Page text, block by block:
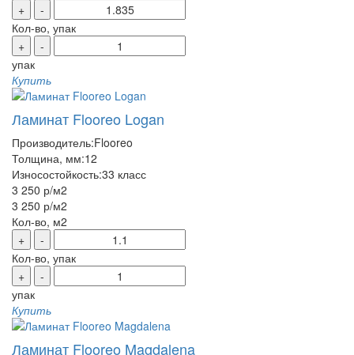
+
-
Кол-во, упак
+
-
упак
Купить
Ламинат Flooreo Logan
Производитель:Flooreo
Толщина, мм:12
Износостойкость:33 класс
3 250 р/м2
3 250 р/м2
Кол-во, м2
+
-
Кол-во, упак
+
-
упак
Купить
Ламинат Flooreo Magdalena